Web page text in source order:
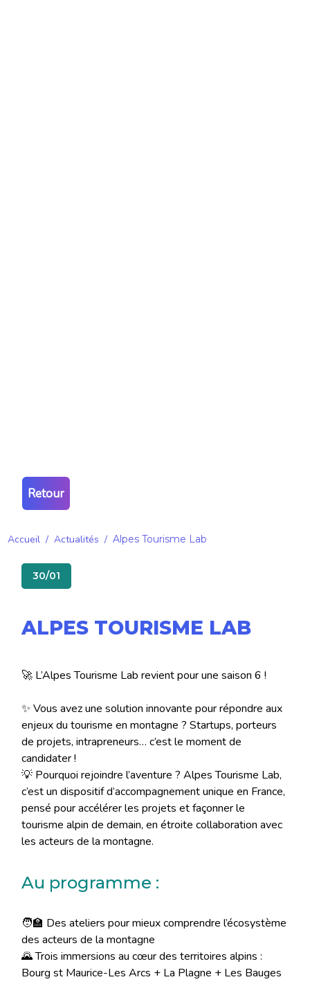
Retour
Accueil / Actualités / Alpes Tourisme Lab
30/01
ALPES TOURISME LAB
🚀 L’Alpes Tourisme Lab revient pour une saison 6 !
✨ Vous avez une solution innovante pour répondre aux
enjeux du tourisme en montagne ? Startups, porteurs
de projets, intrapreneurs… c’est le moment de
candidater !
💡 Pourquoi rejoindre l’aventure ? Alpes Tourisme Lab,
c’est un dispositif d’accompagnement unique en France,
pensé pour accélérer les projets et façonner le
tourisme alpin de demain, en étroite collaboration avec
les acteurs de la montagne.
Au programme :
🧑‍🏫 Des ateliers pour mieux comprendre l’écosystème
des acteurs de la montagne
🌄 Trois immersions au cœur des territoires alpins :
Bourg st Maurice-Les Arcs + La Plagne + Les Bauges